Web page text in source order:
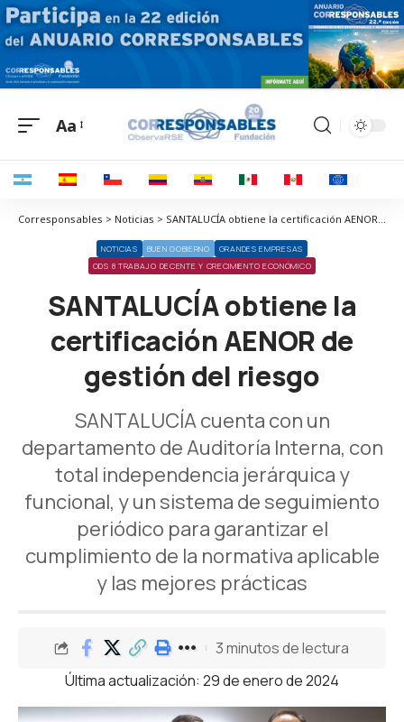
Aa
Corresponsables > Noticias > SANTALUCÍA obtiene la certificación AENOR de gestión del riesgo
NOTICIAS BUEN GOBIERNO
GRANDES EMPRESAS
ODS 8 TRABAJO DECENTE Y CRECIMIENTO ECONÓMICO
SANTALUCÍA obtiene la
certificación AENOR de
gestión del riesgo
SANTALUCÍA cuenta con un
departamento de Auditoría Interna, con
total independencia jerárquica y
funcional, y un sistema de seguimiento
periódico para garantizar el
cumplimiento de la normativa aplicable
y las mejores prácticas
Última actualización: 29 de enero de 2024
3 minutos de lectura